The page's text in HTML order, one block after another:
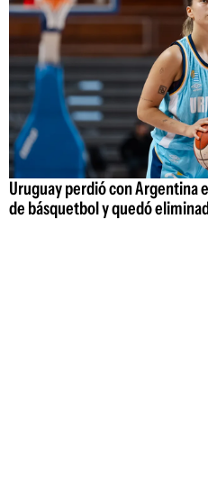
Uruguay perdió con Argentina
de básquetbol y quedó